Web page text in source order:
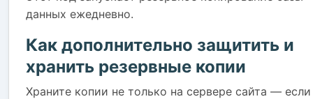
данных ежедневно.
Как дополнительно защитить и
хранить резервные копии
Храните копии не только на сервере сайта — если